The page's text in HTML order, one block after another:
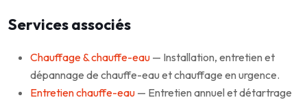
Services associés
Chauffage & chauffe-eau — Installation, entretien et
dépannage de chauffe-eau et chauffage en urgence.
Entretien chauffe-eau — Entretien annuel et détartrage